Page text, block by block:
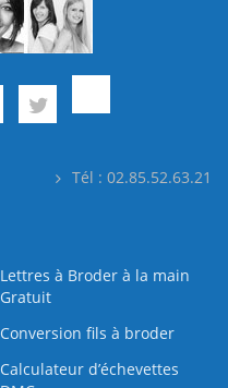
Tél : 02.85.52.63.21
Lettres à Broder à la main
Gratuit
Conversion fils à broder
Calculateur d’échevettes